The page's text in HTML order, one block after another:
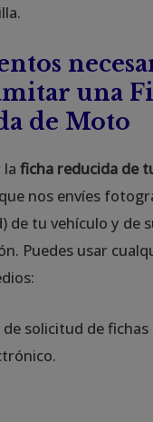
una
de Moto
ficha reducida de
nos envíes
de tu vehículo y de
Puedes usar
solicitud de fichas